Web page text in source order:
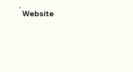
Website